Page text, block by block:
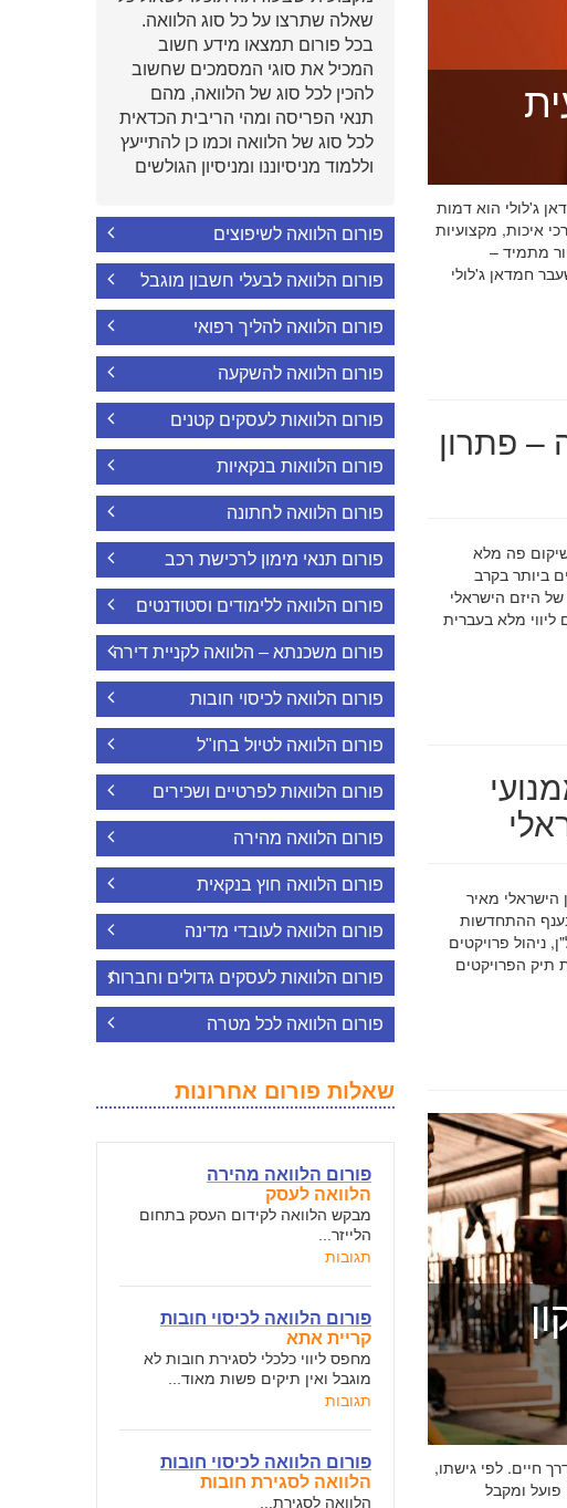
חמדאן ג'לולי הוא דמות
איכות, מקצועיות
מתמיד –
חמדאן ג'לולי
– פתרון
שתחליטו שיקום פה מלא
ביותר בקרב
היזם הישראלי
מלא בעברית
הישראלי מאיר
בענף ההתחדשות
ניהול פרויקטים
ולהרחיב את תיק הפרויקטים
חיים. לפי גישתו,
ומקבל
שאלה שתרצו על כל סוג הלוואה.
בכל פורום תמצאו מידע חשוב
המכיל את סוגי המסמכים שחשוב
להכין לכל סוג של הלוואה, מהם
תנאי הפריסה ומהי הריבית הכדאית
לכל סוג של הלוואה וכמו כן להתייעץ
וללמוד מניסיוננו ומניסיון הגולשים
פורום הלוואה לשיפוצים
פורום הלוואה לבעלי חשבון מוגבל
פורום הלוואה להליך רפואי
פורום הלוואה להשקעה
פורום הלוואות לעסקים קטנים
פורום הלוואות בנקאיות
פורום הלוואה לחתונה
פורום תנאי מימון לרכישת רכב
פורום הלוואה ללימודים וסטודנטים
פורום משכנתא – הלוואה לקניית דירה
פורום הלוואה לכיסוי חובות
פורום הלוואה לטיול בחו"ל
פורום הלוואות לפרטיים ושכירים
פורום הלוואה מהירה
פורום הלוואה חוץ בנקאית
פורום הלוואה לעובדי מדינה
פורום הלוואות לעסקים גדולים וחברות
פורום הלוואה לכל מטרה
שאלות פורום אחרונות
פורום הלוואה מהירה
הלוואה לעסק
מבקש הלוואה לקידום העסק בתחום
הלייזר...
תגובות
פורום הלוואה לכיסוי חובות
קריית אתא
מחפס ליווי כלכלי לסגירת חובות לא
מוגבל ואין תיקים פשות מאוד...
תגובות
פורום הלוואה לכיסוי חובות
הלוואה לסגירת חובות
הלוואה לסגירת...